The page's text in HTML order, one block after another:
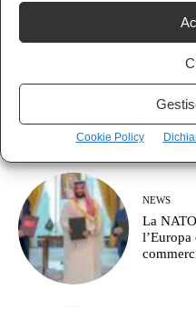
Cookie Policy
Il
pronto
NEWS
La